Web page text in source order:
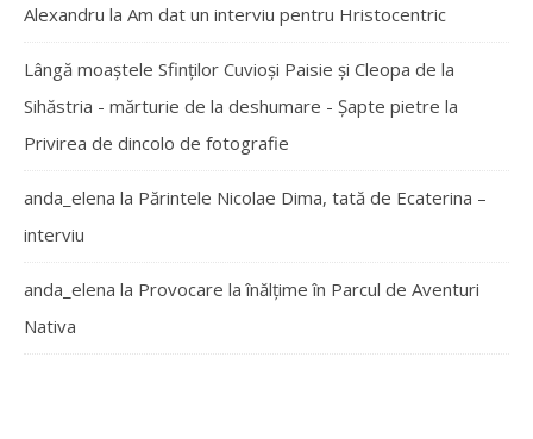
Alexandru la Am dat un interviu pentru Hristocentric
Lângă moaștele Sfinților Cuvioși Paisie și Cleopa de la
Sihăstria - mărturie de la deshumare - Şapte pietre la
Privirea de dincolo de fotografie
anda_elena la Părintele Nicolae Dima, tată de Ecaterina –
interviu
anda_elena la Provocare la înălțime în Parcul de Aventuri
Nativa